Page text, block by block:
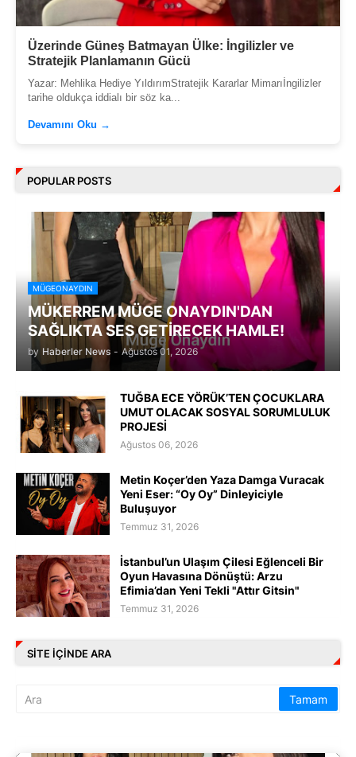
Üzerinde Güneş Batmayan Ülke: İngilizler ve
Stratejik Planlamanın Gücü
Yazar: Mehlika Hediye YıldırımStratejik Kararlar Mimarıİngilizler
tarihe oldukça iddialı bir söz ka...
Devamını Oku →
POPULAR POSTS
MÜGEONAYDIN
MÜKERREM MÜGE ONAYDIN'DAN
SAĞLIKTA SES GETİRECEK HAMLE!
by Haberler News - Ağustos 01, 2026
TUĞBA ECE YÖRÜK’TEN ÇOCUKLARA
UMUT OLACAK SOSYAL SORUMLULUK
PROJESİ
Ağustos 06, 2026
Metin Koçer’den Yaza Damga Vuracak
Yeni Eser: “Oy Oy” Dinleyiciyle
Buluşuyor
Temmuz 31, 2026
İstanbul’un Ulaşım Çilesi Eğlenceli Bir
Oyun Havasına Dönüştü: Arzu
Efimia’dan Yeni Tekli "Attır Gitsin"
Temmuz 31, 2026
SITE IÇINDE ARA